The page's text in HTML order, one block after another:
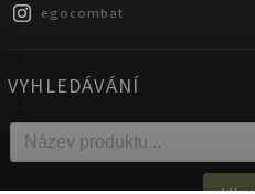
egocombat
VYHLEDÁVÁNÍ